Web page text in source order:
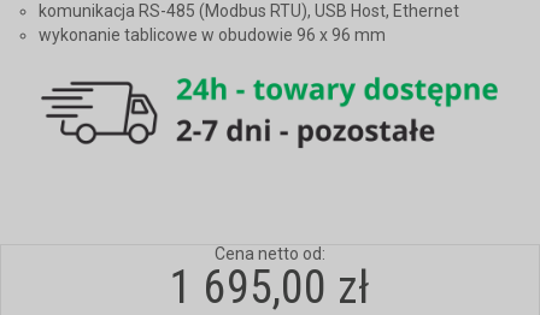
komunikacja RS-485 (Modbus RTU), USB Host, Ethernet
wykonanie tablicowe w obudowie 96 x 96 mm
Cena netto od:
1 695,00 zł